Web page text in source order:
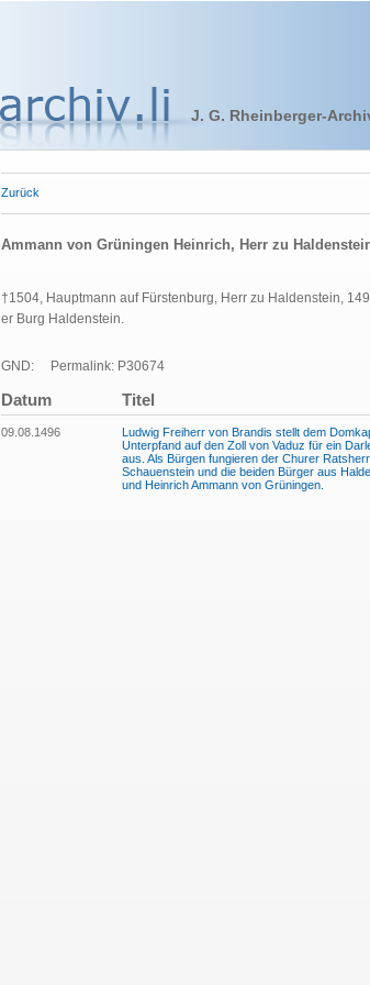
J. G. Rheinberger-
Zurück
Ammann von Grüningen Heinrich, Herr zu
†1504, Hauptmann auf Fürstenburg, Herr zu Haldenstein,
er Burg Haldenstein.
GND: Permalink: P30674
Datum Titel
09.08.1496
Ludwig Freiherr von Brandis stellt dem
Unterpfand auf den Zoll von Vaduz für ein
aus. Als Bürgen fungieren der Churer
Schauenstein und die beiden Bürger aus
und Heinrich Ammann von Grüningen.